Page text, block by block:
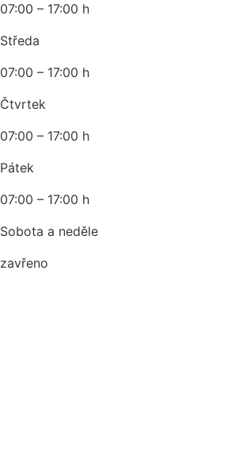
07:00 – 17:00 h
Středa
07:00 – 17:00 h
Čtvrtek
07:00 – 17:00 h
Pátek
07:00 – 17:00 h
Sobota a neděle
zavřeno